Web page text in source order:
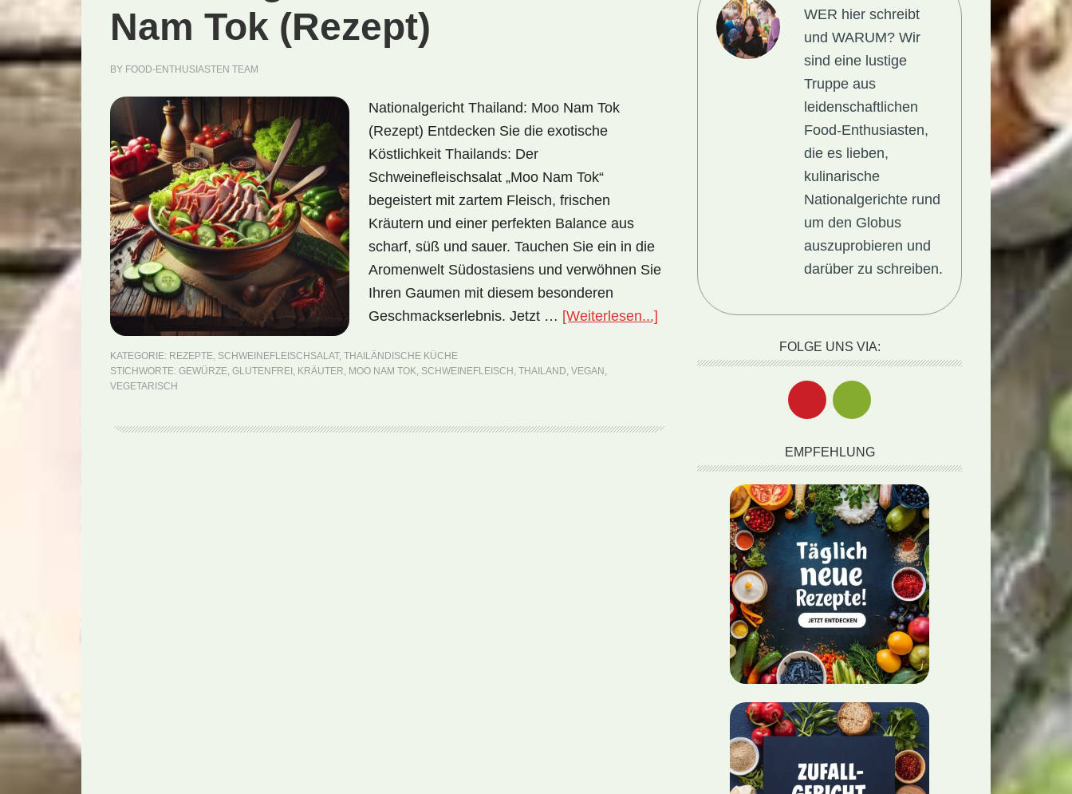
Nam Tok (Rezept)
BY FOOD-ENTHUSIASTEN TEAM
Nationalgericht Thailand: Moo Nam Tok
(Rezept) Entdecken Sie die exotische
Köstlichkeit Thailands: Der
Schweinefleischsalat „Moo Nam Tok“
begeistert mit zartem Fleisch, frischen
Kräutern und einer perfekten Balance aus
scharf, süß und sauer. Tauchen Sie ein in die
Aromenwelt Südostasiens und verwöhnen Sie
Ihren Gaumen mit diesem besonderen
Geschmackserlebnis. Jetzt … [Weiterlesen...] ÜberNationalgericht
(Rezept)
KATEGORIE: REZEPTE, SCHWEINEFLEISCHSALAT, THAILÄNDISCHE KÜCHE
STICHWORTE: GEWÜRZE, GLUTENFREI , KRÄUTER, MOO NAM TOK, SCHWEINEFLEISCH , THAILAND, VEGAN ,
VEGETARISCH
WER hier schreibt
und WARUM?Wir
sind eine lustige
Truppe aus
leidenschaftlichen
Food-Enthusiasten,
die es lieben,
kulinarische
Nationalgerichte rund
um den Globus
auszuprobieren und
darüber zu schreiben.
FOLGE UNS VIA:
EMPFEHLUNG